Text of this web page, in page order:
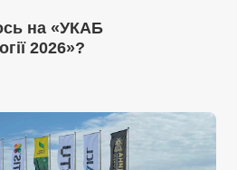
на «УКАБ
2026»?